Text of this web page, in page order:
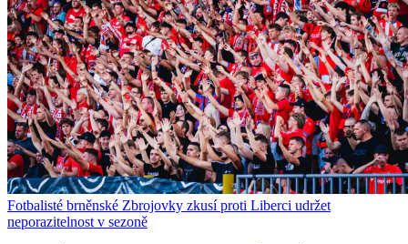
Fotbalisté brněnské Zbrojovky zkusí proti Liberci udržet
neporazitelnost v sezoně